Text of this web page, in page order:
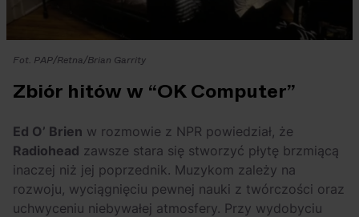
Fot. PAP/Retna/Brian Garrity
Zbiór hitów w “OK Computer”
Ed O’ Brien w rozmowie z NPR powiedział, że
Radiohead zawsze stara się stworzyć płytę brzmiącą
inaczej niż jej poprzednik. Muzykom zależy na
rozwoju, wyciągnięciu pewnej nauki z twórczości oraz
uchwyceniu niebywałej atmosfery. Przy wydobyciu